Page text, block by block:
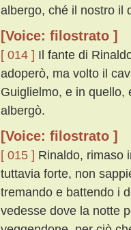
albergo, ché il nostro il
[Voice: filostrato ]
[ 014 ] Il fante di
adoperò, ma volto il
Guiglielmo, e in quello,
albergò.
[Voice: filostrato ]
[ 015 ] Rinaldo, rimaso
tuttavia forte, non
tremando e battendo i
vedesse dove la notte